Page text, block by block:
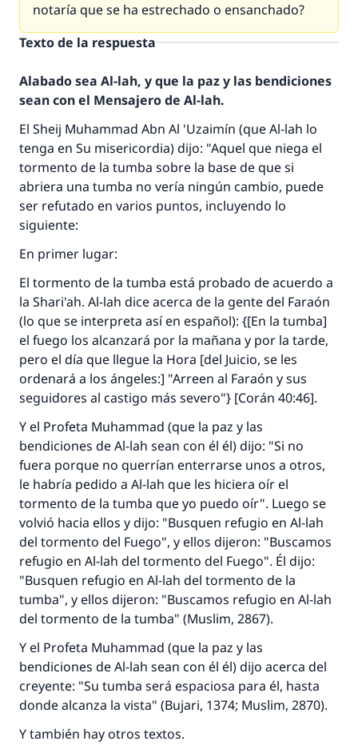
notaría que se ha estrechado o ensanchado?
Texto de la respuesta
Alabado sea Al-lah, y que la paz y las bendiciones
sean con el Mensajero de Al-lah.
El Sheij Muhammad Abn Al 'Uzaimín (que Al-lah lo
tenga en Su misericordia) dijo: "Aquel que niega el
tormento de la tumba sobre la base de que si
abriera una tumba no vería ningún cambio, puede
ser refutado en varios puntos, incluyendo lo
siguiente:
En primer lugar:
El tormento de la tumba está probado de acuerdo a
la Shari'ah. Al-lah dice acerca de la gente del Faraón
(lo que se interpreta así en español): {[En la tumba]
el fuego los alcanzará por la mañana y por la tarde,
pero el día que llegue la Hora [del Juicio, se les
ordenará a los ángeles:] "Arreen al Faraón y sus
seguidores al castigo más severo"} [Corán 40:46].
Y el Profeta Muhammad (que la paz y las
bendiciones de Al-lah sean con él él) dijo: "Si no
fuera porque no querrían enterrarse unos a otros,
le habría pedido a Al-lah que les hiciera oír el
tormento de la tumba que yo puedo oír". Luego se
volvió hacia ellos y dijo: "Busquen refugio en Al-lah
del tormento del Fuego", y ellos dijeron: "Buscamos
refugio en Al-lah del tormento del Fuego". Él dijo:
"Busquen refugio en Al-lah del tormento de la
tumba", y ellos dijeron: "Buscamos refugio en Al-lah
del tormento de la tumba" (Muslim, 2867).
Y el Profeta Muhammad (que la paz y las
bendiciones de Al-lah sean con él él) dijo acerca del
creyente: "Su tumba será espaciosa para él, hasta
donde alcanza la vista" (Bujari, 1374; Muslim, 2870).
Y también hay otros textos.
La respuesta no. 110845 salvó un
matrimonio.
IslamQA.